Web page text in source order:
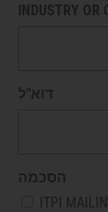
INDUSTRY OR
דוא"ל
הסכמה
ITPI